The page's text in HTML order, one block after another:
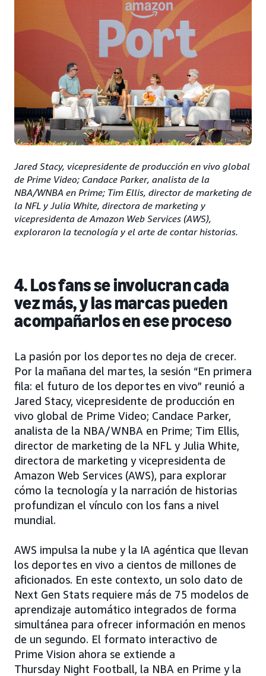
Jared Stacy, vicepresidente de producción en vivo global
de Prime Video; Candace Parker, analista de la
NBA/WNBA en Prime; Tim Ellis, director de marketing de
la NFL y Julia White, directora de marketing y
vicepresidenta de Amazon Web Services (AWS),
exploraron la tecnología y el arte de contar historias.
4. Los fans se involucran cada
vez más, y las marcas pueden
acompañarlos en ese proceso
La pasión por los deportes no deja de crecer.
Por la mañana del martes, la sesión “En primera
fila: el futuro de los deportes en vivo” reunió a
Jared Stacy, vicepresidente de producción en
vivo global de Prime Video; Candace Parker,
analista de la NBA/WNBA en Prime; Tim Ellis,
director de marketing de la NFL y Julia White,
directora de marketing y vicepresidenta de
Amazon Web Services (AWS), para explorar
cómo la tecnología y la narración de historias
profundizan el vínculo con los fans a nivel
mundial.
AWS impulsa la nube y la IA agéntica que llevan
los deportes en vivo a cientos de millones de
aficionados. En este contexto, un solo dato de
Next Gen Stats requiere más de 75 modelos de
aprendizaje automático integrados de forma
simultánea para ofrecer información en menos
de un segundo. El formato interactivo de
Prime Vision ahora se extiende a
Thursday Night Football, la NBA en Prime y la